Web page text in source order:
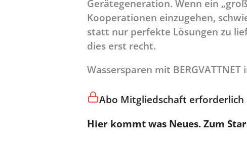
Gerätegeneration. Wenn ein
Kooperationen einzugehen,
statt nur perfekte Lösungen zu
dies erst recht.
Wassersparen mit BERGVATTNET
Abo Mitgliedschaft erforderlich
Hier kommt was Neues. Zum